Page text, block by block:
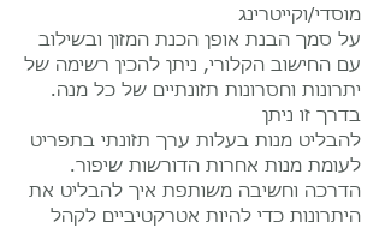
מוסדי/וקייטרינג
על סמך הבנת אופן הכנת המזון ובשילוב
עם החישוב הקלורי, ניתן להכין רשימה של
יתרונות וחסרונות תזונתיים של כל מנה.
בדרך זו ניתן
להבליט מנות בעלות ערך תזונתי בתפריט
לעומת מנות אחרות הדורשות שיפור.
הדרכה וחשיבה משותפת איך להבליט את
היתרונות כדי להיות אטרקטיביים לקהל